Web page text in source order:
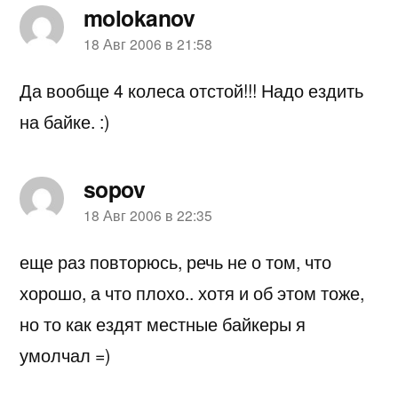
molokanov
пишет:
18 Авг 2006 в 21:58
Да вообще 4 колеса отстой!!! Надо ездить
на байке. :)
sopov
пишет:
18 Авг 2006 в 22:35
еще раз повторюсь, речь не о том, что
хорошо, а что плохо.. хотя и об этом тоже,
но то как ездят местные байкеры я
умолчал =)